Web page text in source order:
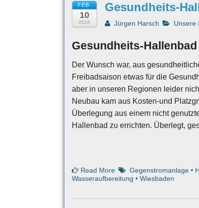
FEB.
10
2016
Gesundheits-
Jürgen Harsch Unsere
Gesundheits-
Der Wunsch war, aus
Freibadsaison etwas für die
aber in unseren Regionen leider
Neubau kam aus Kosten-und
Überlegung aus einem nicht
Hallenbad zu errichten. Überlegt,
Read More Gegenstromanlage •
Wasseraufbereitung • Wiesbaden